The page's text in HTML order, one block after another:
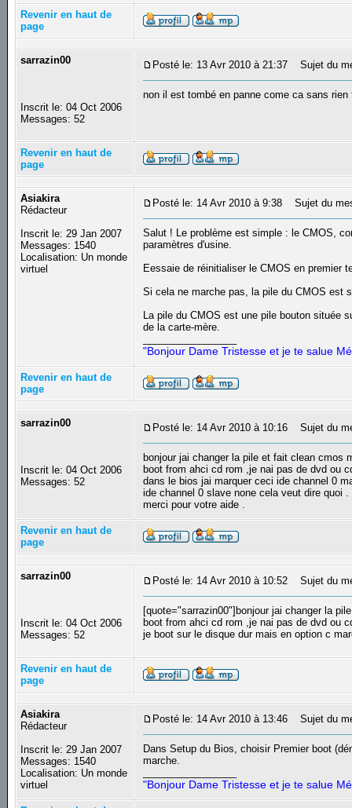
Revenir en haut de
page
sarrazin00
Inscrit le: 04 Oct 2006
Messages: 52
Posté le: 13 Avr 2010 à 21:37 Sujet du
non il est tombé en panne come ca sans
Revenir en haut de
page
Asiakira
Rédacteur
Inscrit le: 29 Jan 2007
Messages: 1540
Localisation: Un monde
virtuel
Posté le: 14 Avr 2010 à 9:38 Sujet du
Salut ! Le problème est simple : le CMOS,
paramètres d'usine.
Eessaie de réinitialiser le CMOS en premier
Si cela ne marche pas, la pile du CMOS est
La pile du CMOS est une pile bouton située
de la carte-mère.
"Bonjour Dame Tristesse et je te salue
Revenir en haut de
page
sarrazin00
Inscrit le: 04 Oct 2006
Messages: 52
Posté le: 14 Avr 2010 à 10:16 Sujet du
bonjour jai changer la pile et fait clean cmos
boot from ahci cd rom ,je nai pas de dvd ou
dans le bios jai marquer ceci ide channel 0
ide channel 0 slave none cela veut dire quoi .
merci pour votre aide .
Revenir en haut de
page
sarrazin00
Inscrit le: 04 Oct 2006
Messages: 52
Posté le: 14 Avr 2010 à 10:52 Sujet du
[quote="sarrazin00"]bonjour jai changer la
boot from ahci cd rom ,je nai pas de dvd ou
je boot sur le disque dur mais en option c
Revenir en haut de
page
Asiakira
Rédacteur
Inscrit le: 29 Jan 2007
Messages: 1540
Localisation: Un monde
virtuel
Posté le: 14 Avr 2010 à 13:46 Sujet du
Dans Setup du Bios, choisir Premier boot
marche.
"Bonjour Dame Tristesse et je te salue